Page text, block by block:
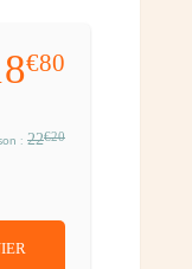
€80
: 22€20